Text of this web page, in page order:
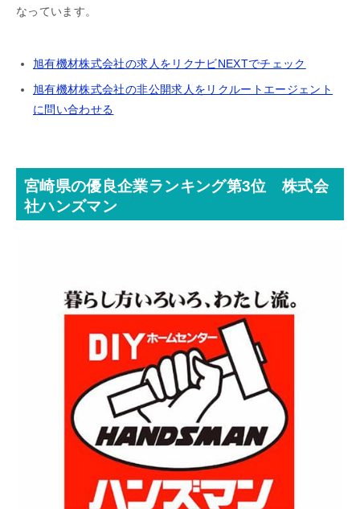
なっています。
旭有機材株式会社の求人をリクナビNEXTでチェック
旭有機材株式会社の非公開求人をリクルートエージェント
に問い合わせる
宮崎県の優良企業ランキング第3位 株式会
社ハンズマン